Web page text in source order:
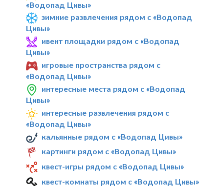
«Водопад Цивы»
зимние развлечения рядом с «Водопад
Цивы»
ивент площадки рядом с «Водопад
Цивы»
игровые пространства рядом с
«Водопад Цивы»
интересные места рядом с «Водопад
Цивы»
интересные развлечения рядом с
«Водопад Цивы»
кальянные рядом с «Водопад Цивы»
картинги рядом с «Водопад Цивы»
квест-игры рядом с «Водопад Цивы»
квест-комнаты рядом с «Водопад Цивы»